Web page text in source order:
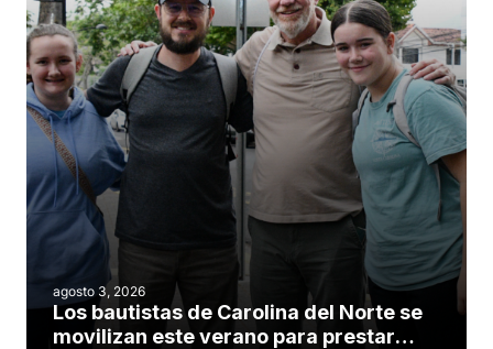
agosto 3, 2026
Los bautistas de Carolina del Norte se
movilizan este verano para prestar